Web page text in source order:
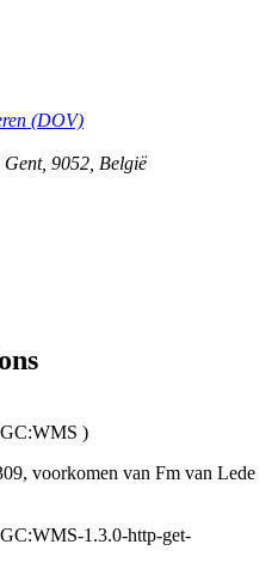
(DOV)
Gent, 9052, België
)
voorkomen van Fm van Lede
1.3.0-http-get-